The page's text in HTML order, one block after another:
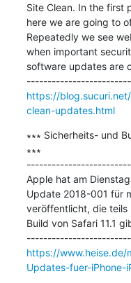
Site Clean. In the first
here we are going to
Repeatedly we see
when important
software updates are
https://
clean-updates.html
∗∗∗ Sicherheits- und
∗∗∗
Apple hat am
Update 2018-001 für
veröffentlicht, die teils
Build von Safari 11.1
https://
Updates-fuer-iPhone-